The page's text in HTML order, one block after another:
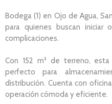
Bodega (1) en Ojo de Agua,
para quienes buscan iniciar
complicaciones.
Con 152 m² de terreno,
perfecto para
distribución. Cuenta con
operación cómoda y eficiente.